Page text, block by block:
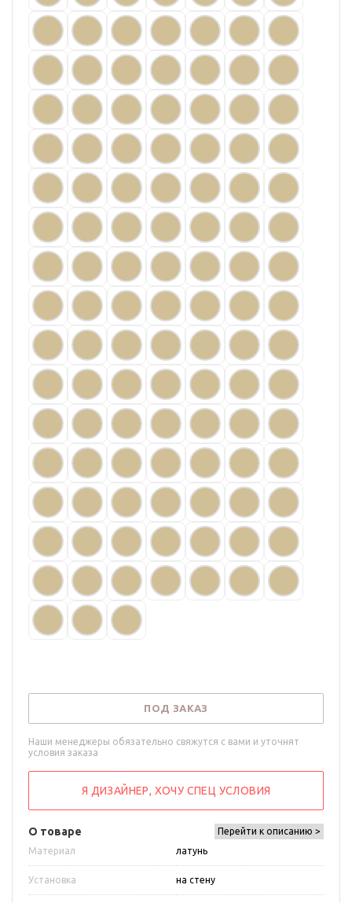
О товаре
Перейти к описанию >
Материал
латунь
Установка на стену
ПОД ЗАКАЗ
Наши менеджеры обязательно свяжутся с вами и уточнят
условия заказа
Я ДИЗАЙНЕР, ХОЧУ СПЕЦ УСЛОВИЯ